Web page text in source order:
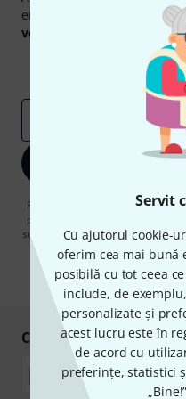
Servit
Cu ajutorul cookie-
oferim cea mai bună
posibilă cu tot ceea
include, de
personalizate și
acest lucru este în
de acord cu
preferințe, statistici
engleză și, cu puțin noroc,
voucherele
în valoare de
Contribuții
Făcând clic pe „Înscrie-te
prin e-mail. Vă puteți
suplimentare despre buletinul
*
Cumpărați și plătiți în